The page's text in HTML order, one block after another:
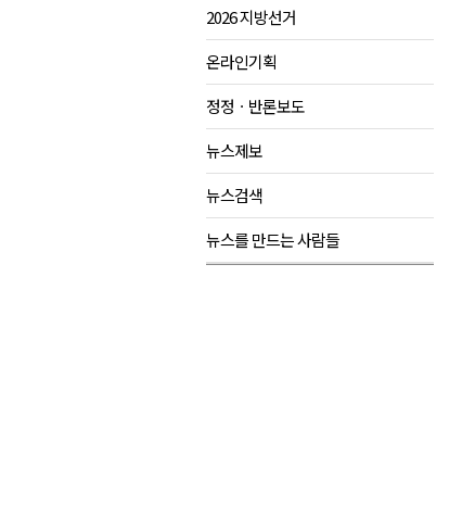
2026 지방선거
온라인기획
정정ㆍ반론보도
뉴스제보
뉴스검색
뉴스를 만드는 사람들